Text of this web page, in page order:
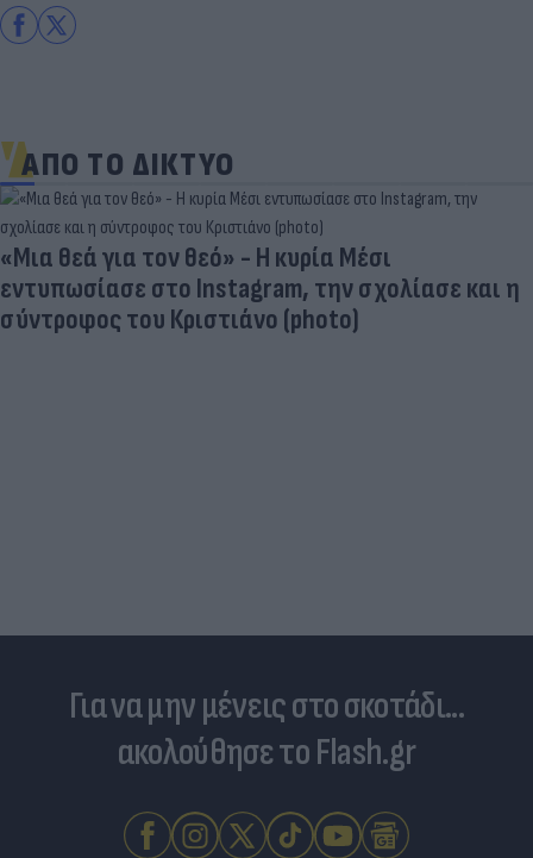
ΑΠΟ ΤΟ ΔΙΚΤΥΟ
«Μια θεά για τον θεό» - Η κυρία Μέσι
εντυπωσίασε στο Instagram, την σχολίασε και η
σύντροφος του Κριστιάνο (photo)
Για να μην μένεις στο σκοτάδι...
ακολούθησε το Flash.gr